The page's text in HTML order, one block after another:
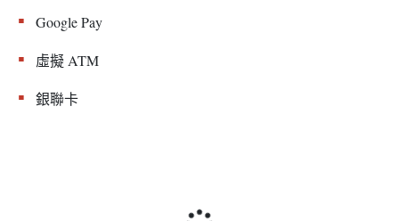
▪︎ Google Pay
▪︎ 虛擬 ATM
▪︎ 銀聯卡